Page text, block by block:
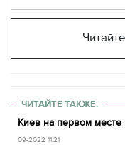
ЧИТАЙТЕ ТАКЖЕ.
Киев на первом
09-2022 11:21